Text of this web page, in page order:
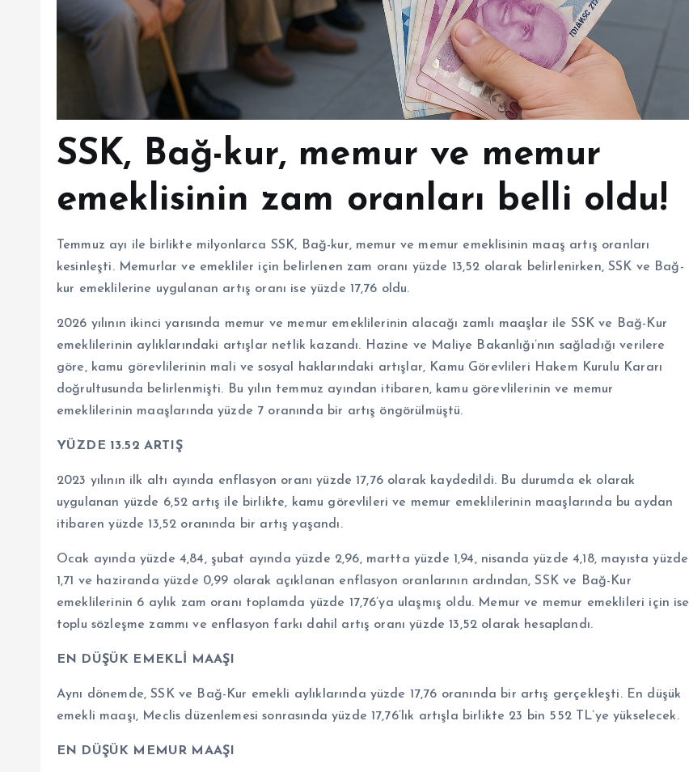
SSK, Bağ-kur, memur ve memur
emeklisinin zam oranları belli oldu!
Temmuz ayı ile birlikte milyonlarca SSK, Bağ-kur, memur ve memur emeklisinin maaş artış oranları
kesinleşti. Memurlar ve emekliler için belirlenen zam oranı yüzde 13,52 olarak belirlenirken, SSK ve Bağ-
kur emeklilerine uygulanan artış oranı ise yüzde 17,76 oldu.
2026 yılının ikinci yarısında memur ve memur emeklilerinin alacağı zamlı maaşlar ile SSK ve Bağ-Kur
emeklilerinin aylıklarındaki artışlar netlik kazandı. Hazine ve Maliye Bakanlığı’nın sağladığı verilere
göre, kamu görevlilerinin mali ve sosyal haklarındaki artışlar, Kamu Görevlileri Hakem Kurulu Kararı
doğrultusunda belirlenmişti. Bu yılın temmuz ayından itibaren, kamu görevlilerinin ve memur
emeklilerinin maaşlarında yüzde 7 oranında bir artış öngörülmüştü.
YÜZDE 13.52 ARTIŞ
2023 yılının ilk altı ayında enflasyon oranı yüzde 17,76 olarak kaydedildi. Bu durumda ek olarak
uygulanan yüzde 6,52 artış ile birlikte, kamu görevlileri ve memur emeklilerinin maaşlarında bu aydan
itibaren yüzde 13,52 oranında bir artış yaşandı.
Ocak ayında yüzde 4,84, şubat ayında yüzde 2,96, martta yüzde 1,94, nisanda yüzde 4,18, mayısta yüzde
1,71 ve haziranda yüzde 0,99 olarak açıklanan enflasyon oranlarının ardından, SSK ve Bağ-Kur
emeklilerinin 6 aylık zam oranı toplamda yüzde 17,76’ya ulaşmış oldu. Memur ve memur emeklileri için ise
toplu sözleşme zammı ve enflasyon farkı dahil artış oranı yüzde 13,52 olarak hesaplandı.
EN DÜŞÜK EMEKLİ MAAŞI
Aynı dönemde, SSK ve Bağ-Kur emekli aylıklarında yüzde 17,76 oranında bir artış gerçekleşti. En düşük
emekli maaşı, Meclis düzenlemesi sonrasında yüzde 17,76’lık artışla birlikte 23 bin 552 TL’ye yükselecek.
EN DÜŞÜK MEMUR MAAŞI